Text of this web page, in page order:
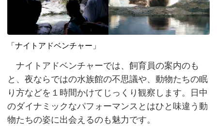
「ナイトアドベンチャー」
ナイトアドベンチャーでは、飼育員の案内のも
と、夜ならではの水族館の不思議や、動物たちの眠
り方などを１時間かけてじっくり観察します。日中
のダイナミックなパフォーマンスとはひと味違う動
物たちの姿に出会えるのも魅力です。